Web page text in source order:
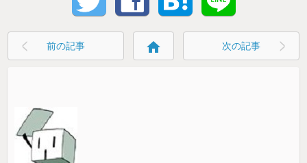
前の記事 home 次の記事